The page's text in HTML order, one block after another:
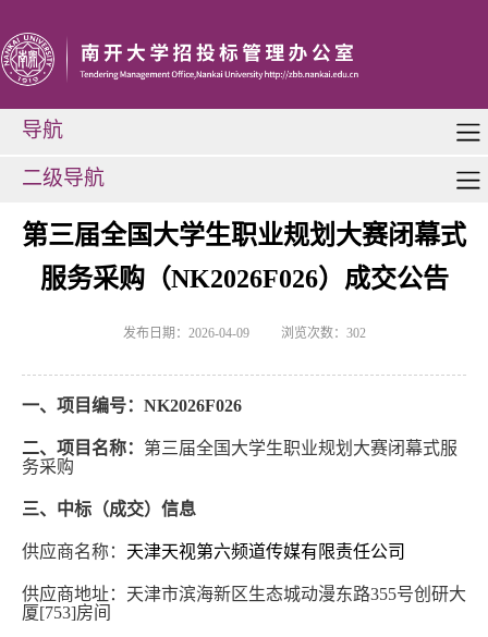
导航
二级导航
第三届全国大学生职业规划大赛闭幕式
服务采购（NK2026F026）成交公告
发布日期：2026-04-09 浏览次数： 302
一、项目编号： NK2026F026
二、项目名称： 第三届全国大学生职业规划大赛闭幕式服
务采购
三、中标（成交）信息
供应商名称： 天津天视第六频道传媒有限责任公司
供应商地址：天津市滨海新区生态城动漫东路355号创研大
厦[753]房间